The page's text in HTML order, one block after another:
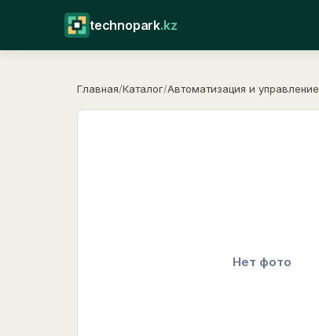
technopark.kz
Главная/Каталог/Автоматизация и управление
Нет фото